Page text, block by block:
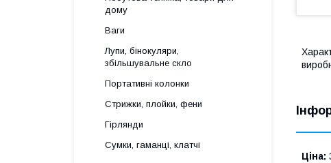
Ціна:
дому
Ваги
Лупи, бінокуляри,
збільшувальне скло
Портативні колонки
Стрижки, плойки, фени
Гірлянди
Сумки, гаманці, клатчі